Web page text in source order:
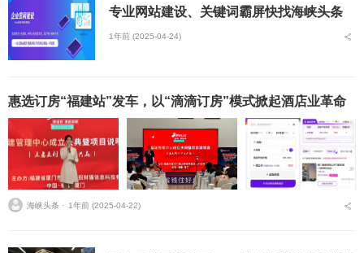
专业网站建设、关键词霸屏快找海峡头条
1年前 (2025-04-24)
惠选订房“福建站”发车，以“滴滴订房”模式掀起酒店业革命
海峡头条 ⋅ 1年前 (2025-04-22)